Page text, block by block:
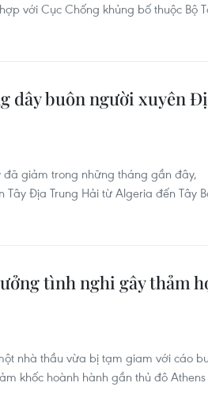
với Cục Chống khủng bố thuộc Bộ
dây buôn người xuyên
giảm trong những tháng gần đây,
Địa Trung Hải từ Algeria đến Tây
tình nghi gây thảm
nhà thầu vừa bị tạm giam với cáo
khốc hoành hành gần thủ đô Athens